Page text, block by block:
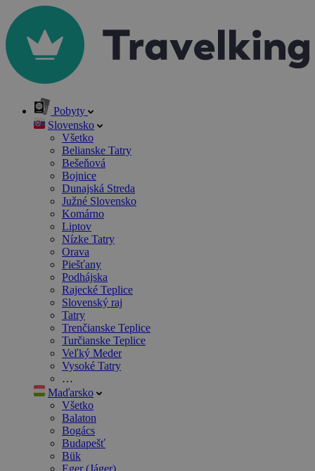
Pobyty
Slovensko
Všetko
Belianske Tatry
Bešeňová
Bojnice
Dunajská Streda
Južné Slovensko
Komárno
Liptov
Nízke Tatry
Orava
Piešťany
Podhájska
Rajecké Teplice
Slovenský raj
Tatry
Trenčianske Teplice
Turčianske Teplice
Veľký Meder
Vysoké Tatry
…
Maďarsko
Všetko
Balaton
Bogács
Budapešť
Bük